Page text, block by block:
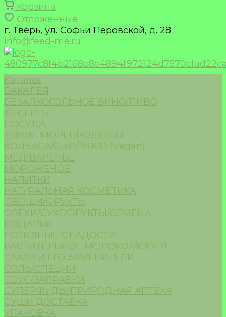
Корзина
Отложенные
г. Тверь, ул. Софьи Перовской, д. 28
info@feed-me.ru
Каталог
БАКАЛЕЯ
БЕЗАЛКОГОЛЬНОЕ ВИНО/ПИВО
ДЕСЕРТЫ
ПОСУДА
ДИКИЕ МОРЕПРОДУКТЫ
КОЛБАСА/СЫР/МЯСО (Vegan)
МЁД/ВАРЕНЬЕ
МОРОЖЕНОЕ
НАПИТКИ
НАТУРАЛЬНАЯ КОСМЕТИКА
ОВОЩИ/ФРУКТЫ
ОРЕХИ/СУХОФРУКТЫ/СЕМЕНА
ПОДАРКИ
ПОЛЕЗНЫЕ СЛАДОСТИ
РАСТИТЕЛЬНОЕ МОЛОКО/ЙОГУРТ
САХАР И ЕГО ЗАМЕНИТЕЛИ
СОЛЬ/СПЕЦИИ
СОУС/ЗАПРАВКИ
СУПЕРФУДЫ/ПРИРОДНАЯ АПТЕКА
СУШИ ДОСТАВКА
УПАКОВКА